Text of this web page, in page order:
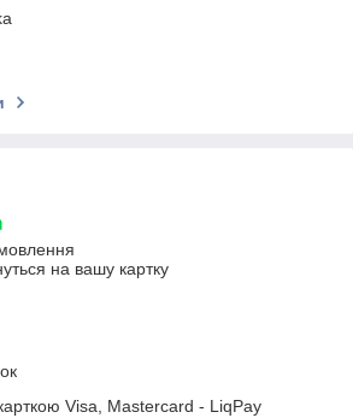
на вашу картку
Visa, Mastercard - LiqPay